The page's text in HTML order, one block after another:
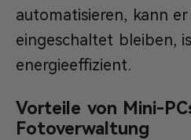
automatisieren, kann
eingeschaltet bleiben,
energieeffizient.
Vorteile von Mini-
Fotoverwaltung